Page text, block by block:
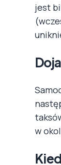
jest
w